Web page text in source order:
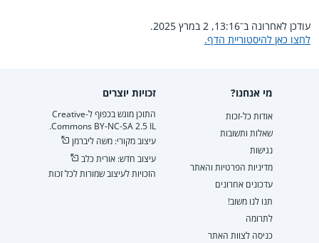
עודכן לאחרונה ב־13:16, 2 במרץ 2025.
לחצו כאן להיסטוריית הדף.
מי אנחנו?
אודות כל-זכות
שאלות ותשובות
נגישות
מדיניות הפרטיות והאתר
עדכונים אחרונים
תנו לנו משוב!
לתרומה
כניסה לצוות האתר
זכויות יוצרים
התוכן מוגש בכפוף ל-Creative
Commons BY-NC-SA 2.5 IL.
עיצוב מקורי: משה ליברמן
עיצוב חדש: אורית כלב
הזכויות לעיצוב שמורות לכל זכות